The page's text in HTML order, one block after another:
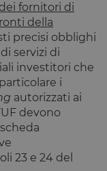
fornitori di
della
precisi obblighi
servizi di
investitori che
i
autorizzati ai
devono
23 e 24 del
1 anno
dalla
soluzione di
cookie di
sulle
prestato o
revocato il